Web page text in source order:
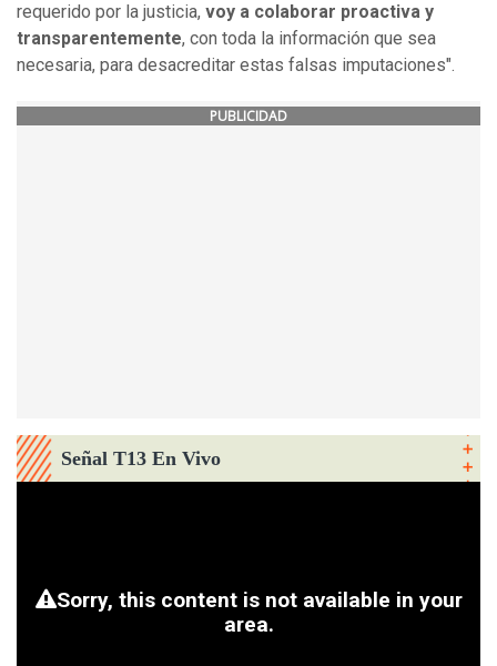
requerido por la justicia, voy a colaborar proactiva y
transparentemente, con toda la información que sea
necesaria, para desacreditar estas falsas imputaciones".
PUBLICIDAD
Señal T13 En Vivo